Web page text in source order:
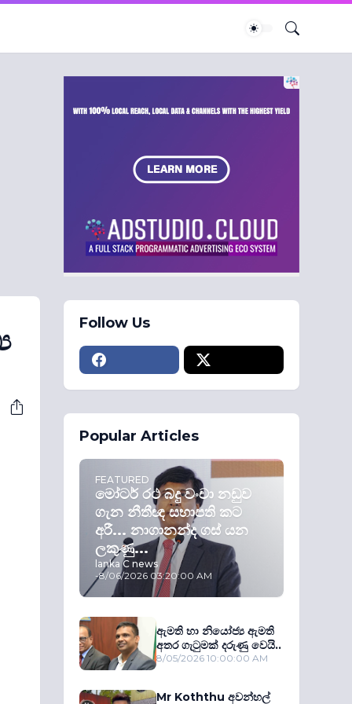
Follow Us
Popular Articles
FEATURED
මෝටර් රථ බදු වංචා නඩුව
ගැන නීතීඥ සභාපති කට
අරී... නාගානන්ද ගස් යන
ලකුණු...
lanka C news
-8/06/2026 03:20:00 AM
ඇමති හා නියෝජ්‍ය ඇමති
අතර ගැටුමක් දරුණු වෙයි..
8/05/2026 10:00:00 AM
Mr Koththu අවන්හල්